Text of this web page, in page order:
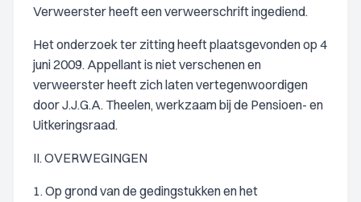
Verweerster heeft een verweerschrift ingediend.
Het onderzoek ter zitting heeft plaatsgevonden op 4
juni 2009. Appellant is niet verschenen en
verweerster heeft zich laten vertegenwoordigen
door J.J.G.A. Theelen, werkzaam bij de Pensioen- en
Uitkeringsraad.
II. OVERWEGINGEN
1. Op grond van de gedingstukken en het